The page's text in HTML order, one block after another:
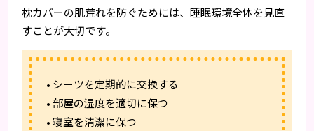
枕カバーの肌荒れを防ぐためには、睡眠環境全体を見直
すことが大切です。
• シーツを定期的に交換する
• 部屋の湿度を適切に保つ
• 寝室を清潔に保つ